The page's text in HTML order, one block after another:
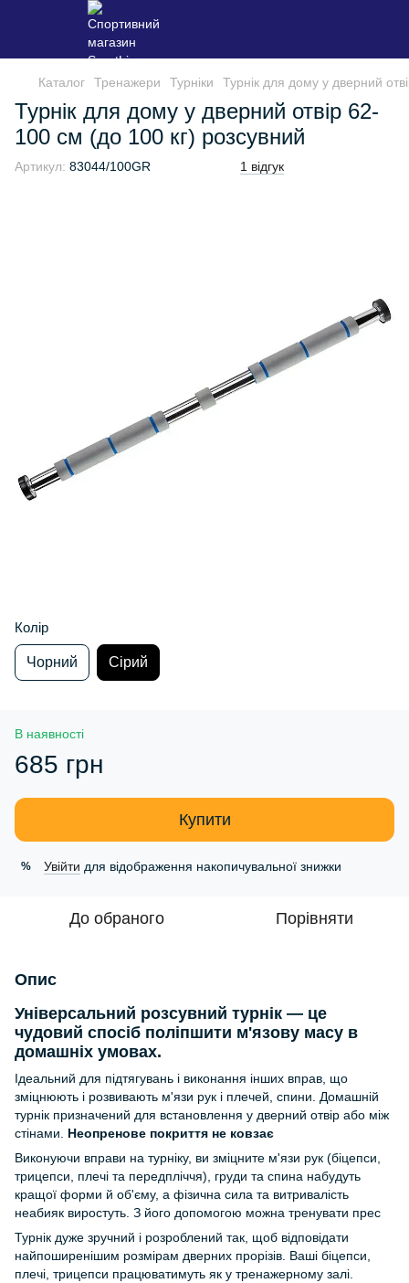
Каталог Тренажери Турніки Турнік для дому у дверний
Турнік для дому у дверний отвір 62-
100 см (до 100 кг) розсувний
Артикул: 83044/100GR 1 відгук
Колір
Чорний Сірий
В наявності
685 грн
Купити
% Увійти для відображення накопичувальної знижки
До обраного Порівняти
Опис
Універсальний розсувний турнік — це
чудовий спосіб поліпшити м'язову масу в
домашніх умовах.
Ідеальний для підтягувань і виконання інших вправ, що
зміцнюють і розвивають м'язи рук і плечей, спини. Домашній
турнік призначений для встановлення у дверний отвір або між
стінами. Неопренове покриття не ковзає
Виконуючи вправи на турніку, ви зміцните м'язи рук (біцепси,
трицепси, плечі та передпліччя), груди та спина набудуть
кращої форми й об'єму, а фізична сила та витривалість
неабияк виростуть. З його допомогою можна тренувати прес
Турнік дуже зручний і розроблений так, щоб відповідати
найпоширенішим розмірам дверних прорізів. Ваші біцепси,
плечі, трицепси працюватимуть як у тренажерному залі.